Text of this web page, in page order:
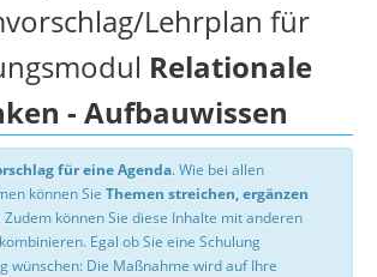
Lehrplan für
Relationale
- Aufbauwissen
für eine Agenda. Wie bei allen
können Sie Themen streichen, ergänzen
. Zudem können Sie diese Inhalte mit anderen
Egal ob Sie eine Schulung
wünschen: Die Maßnahme wird auf Ihre